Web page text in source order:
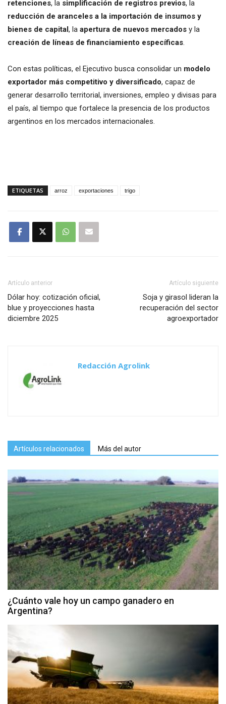
retenciones, la simplificación de registros previos, la
reducción de aranceles a la importación de insumos y
bienes de capital, la apertura de nuevos mercados y la
creación de líneas de financiamiento específicas.
Con estas políticas, el Ejecutivo busca consolidar un modelo
exportador más competitivo y diversificado, capaz de
generar desarrollo territorial, inversiones, empleo y divisas para
el país, al tiempo que fortalece la presencia de los productos
argentinos en los mercados internacionales.
ETIQUETAS arroz exportaciones trigo
Artículo anterior
Dólar hoy: cotización oficial,
blue y proyecciones hasta
diciembre 2025
Artículo siguiente
Soja y girasol lideran la
recuperación del sector
agroexportador
Redacción Agrolink
Artículos relacionados Más del autor
¿Cuánto vale hoy un campo ganadero en
Argentina?